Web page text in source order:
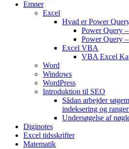
Emner
Excel
Hvad er Power
Power Query
Power Query
Excel VBA
VBA Excel
Word
Windows
WordPress
Introduktion til SEO
Sådan arbejder
indeksering og
Undersøgelse af
Diginotes
Excel tidsskrifter
Matematik